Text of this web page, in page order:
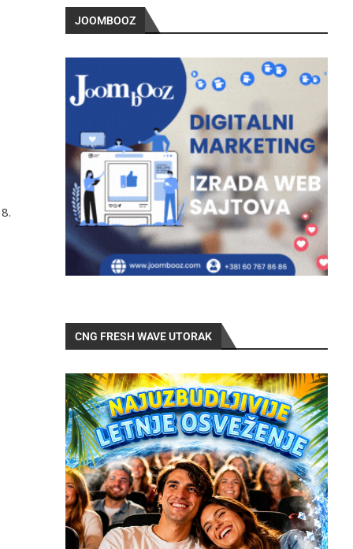
JOOMBOOZ
CNG FRESH WAVE UTORAK